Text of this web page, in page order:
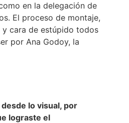
en la delegación de
El proceso de montaje,
cara de estúpido todos
por Ana Godoy, la
lo visual, por
lograste el